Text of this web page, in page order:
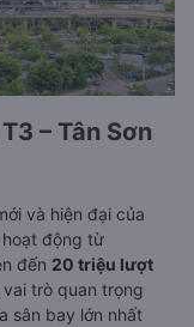
– Tân Sơn
và hiện đại của
hoạt động từ
đến 20 triệu lượt
trò quan trọng
sân bay lớn nhất